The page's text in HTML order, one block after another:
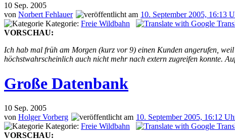
10 Sep. 2005
von Norbert Fehlauer
10. September 2005, 16:13
Kategorie: Freie Wildbahn
VORSCHAU:
Ich hab mal früh am Morgen (kurz vor 9) einen Kunden angerufen,
höchstwahrscheinlich auch nicht mehr nach extern zugreifen konnte.
Große Datenbank
10 Sep. 2005
von Holger Vorberg
10. September 2005, 16:12
Kategorie: Freie Wildbahn
VORSCHAU: